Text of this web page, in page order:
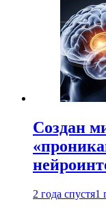
Создан
2 года спустя1